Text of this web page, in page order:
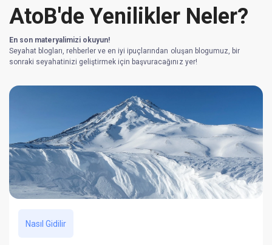
AtoB'de Yenilikler Neler?
En son materyalimizi okuyun!
Seyahat blogları, rehberler ve en iyi ipuçlarından oluşan blogumuz, bir
sonraki seyahatinizi geliştirmek için başvuracağınız yer!
Nasıl Gidilir